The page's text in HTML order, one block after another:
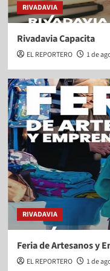
RIVADAVIA
Rivadavia Capacita
EL REPORTERO 1 de
RIVADAVIA
Feria de Artesanos y
EL REPORTERO 1 de